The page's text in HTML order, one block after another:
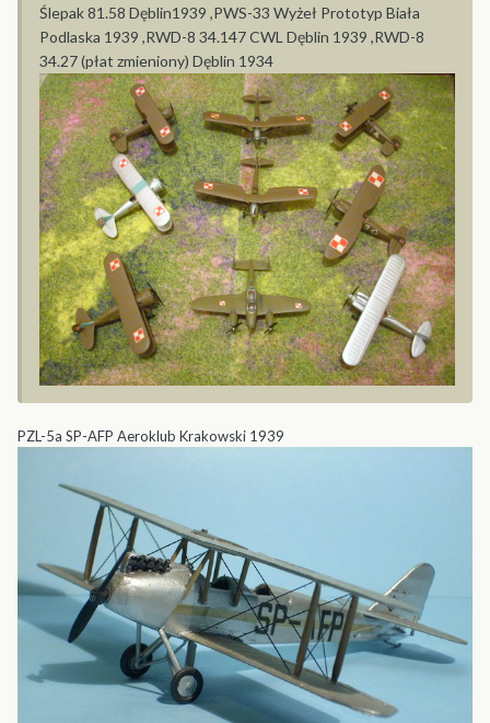
Ślepak 81.58 Dęblin1939 ,PWS-33 Wyżeł Prototyp Biała
Podlaska 1939 ,RWD-8 34.147 CWL Dęblin 1939 ,RWD-8
34.27 (płat zmieniony) Dęblin 1934
PZL-5a SP-AFP Aeroklub Krakowski 1939